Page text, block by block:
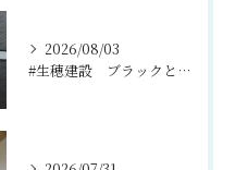
2026/08/03
#生穂建設 ブラックとグレーのコントラストがスタイリッシュな...